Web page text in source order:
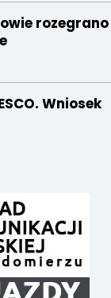
rozegrano
Wniosek